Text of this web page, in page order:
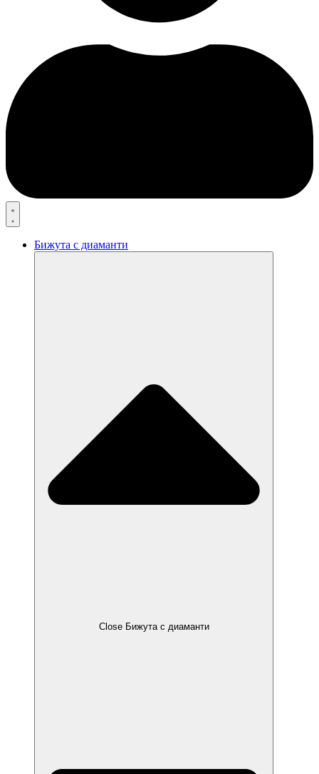
Бижута с диаманти
Close Бижута с диаманти